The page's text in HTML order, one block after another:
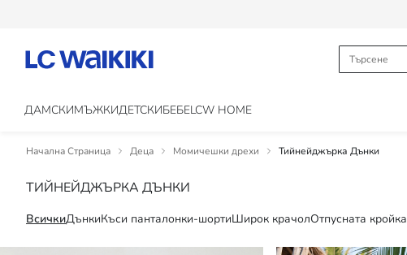
ДАМСКИМЪЖКИДЕТСКИБЕБЕLCW HOME
Начална Страница Деца Момичешки дрехи Тийнейджърка Дънки
ТИЙНЕЙДЖЪРКА ДЪНКИ
ВсичкиДънкиКъси панталонки-шортиШирок крачолОтпусната кройка